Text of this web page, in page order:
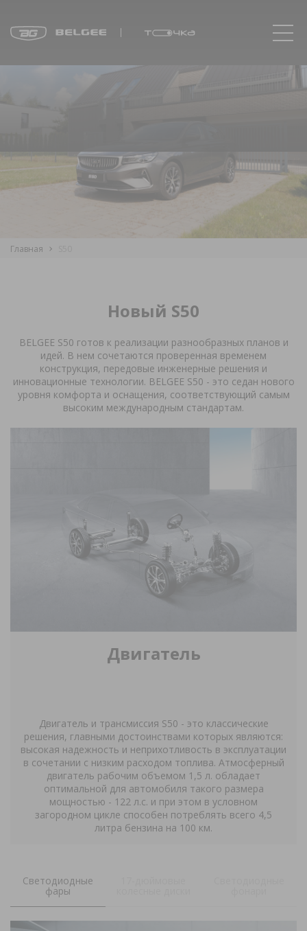
Функциональность
Прайс лист
Оставить заявку
Главная
Новый S50
BELGEE S50 готов к реализации разнообразных планов и
идей. В нем сочетаются проверенная временем
конструкция, передовые инженерные решения и
инновационные технологии. BELGEE S50 - это седан нового
уровня комфорта и оснащения, соответствующий самым
высоким международным стандартам.
Двигатель
Двигатель и трансмиссия S50 - это классические
решения, главными достоинствами которых являются:
высокая надежность и неприхотливость в эксплуатации
в сочетании с низким расходом топлива. Атмосферный
двигатель рабочим объемом 1,5 л. обладает
оптимальной для автомобиля такого размера
мощностью - 122 л.с. и при этом в условном
загородном цикле способен потреблять всего 4,5
литра бензина на 100 км.
Светодиодные
фары